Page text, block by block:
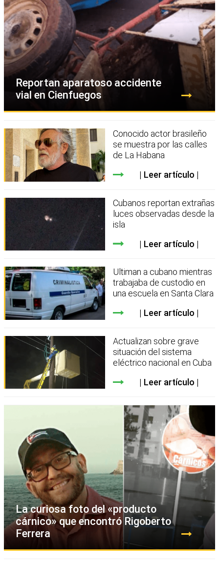
Reportan aparatoso accidente
vial en Cienfuegos
Conocido actor brasileño
se muestra por las calles
de La Habana
Leer artículo
Cubanos reportan extrañas
luces observadas desde la
isla
Leer artículo
Ultiman a cubano mientras
trabajaba de custodio en
una escuela en Santa Clara
Leer artículo
Actualizan sobre grave
situación del sistema
eléctrico nacional en Cuba
Leer artículo
La curiosa foto del «producto
cárnico» que encontró Rigoberto
Ferrera